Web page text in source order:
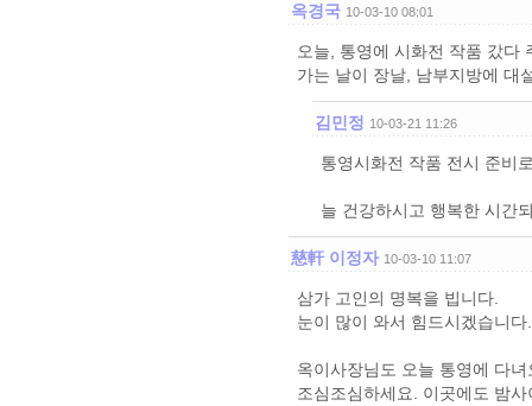
옥경국 10-03-10 08:01
오늘, 통영에 시화전 작품 갔다
가는 날이 장날, 남부지방에 대
김민정 10-03-21 11:26
통영시화전 작품 전시 준비
늘 건강하시고 행복한 시간
慈軒 이정자 10-03-10 11:07
삼가 고인의 명복을 빕니다.
눈이 많이 와서 힘드시겠습니다.
옥이사장님도 오늘 통영에 다
조심조심하세요. 이곳에도 밤